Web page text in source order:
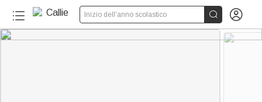
Inizio dell'anno scolastico  